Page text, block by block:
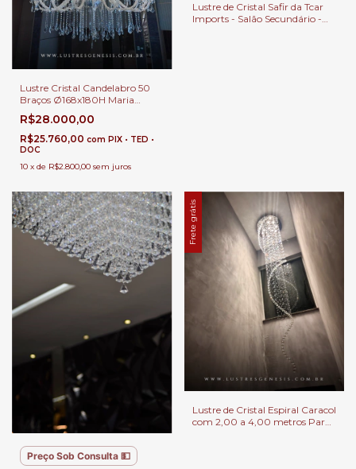
Lustre Cristal Candelabro 50
Braços Ø168x180H Maria
Thereza | Cristais
Transparentes | Casas Pé
Direito Duplo
R$28.000,00
R$25.760,00 com PIX • TED •
DOC
10 x de R$2.800,00 sem juros
Lustre de Cristal Safir da Tcar
Imports - Salão Secundário -
Preço Sob Consulta 💵
Frete grátis
Lustre de Cristal Espiral Caracol
com 2,00 a 4,00 metros Para